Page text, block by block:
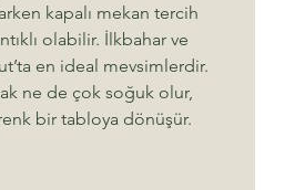
kapalı mekan tercih
olabilir. İlkbahar ve
en ideal mevsimlerdir.
ne de çok soğuk olur,
bir tabloya dönüşür.